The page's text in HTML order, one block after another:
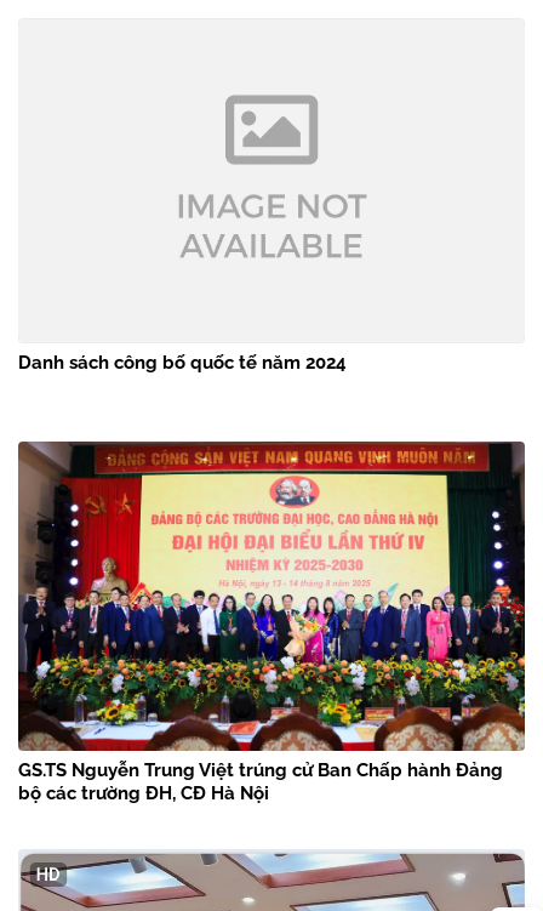
Danh sách công bố quốc tế năm 2024
GS.TS Nguyễn Trung Việt trúng cử Ban Chấp hành Đảng
bộ các trường ĐH, CĐ Hà Nội